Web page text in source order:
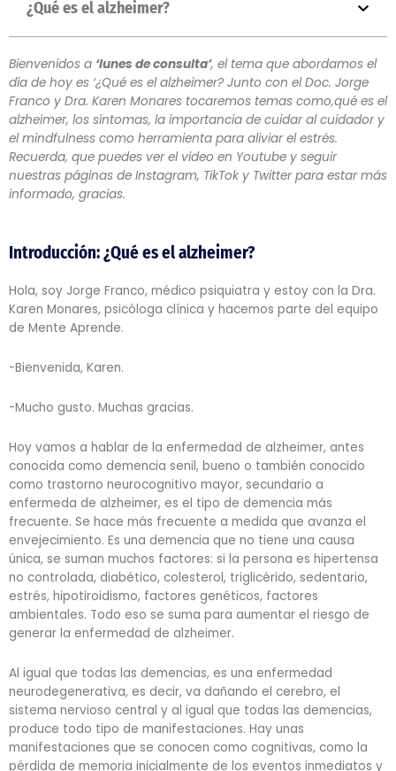
¿Qué es el alzheimer?
Bienvenidos a ‘lunes de consulta’, el tema que abordamos el
día de hoy es ‘¿Qué es el alzheimer? Junto con el Doc. Jorge
Franco y Dra. Karen Monares tocaremos temas como,qué es el
alzheimer, los síntomas, la importancia de cuidar al cuidador y
el mindfulness como herramienta para aliviar el estrés.
Recuerda, que puedes ver el video en Youtube y seguir
nuestras páginas de Instagram, TikTok y Twitter para estar más
informado, gracias.
Introducción: ¿Qué es el alzheimer?
Hola, soy Jorge Franco, médico psiquiatra y estoy con la Dra.
Karen Monares, psicóloga clínica y hacemos parte del equipo
de Mente Aprende.
-Bienvenida, Karen.
-Mucho gusto. Muchas gracias.
Hoy vamos a hablar de la enfermedad de alzheimer, antes
conocida como demencia senil, bueno o también conocido
como trastorno neurocognitivo mayor, secundario a
enfermeda de alzheimer, es el tipo de demencia más
frecuente. Se hace más frecuente a medida que avanza el
envejecimiento. Es una demencia que no tiene una causa
única, se suman muchos factores: si la persona es hipertensa
no controlada, diabético, colesterol, triglicérido, sedentario,
estrés, hipotiroidismo, factores genéticos, factores
ambientales. Todo eso se suma para aumentar el riesgo de
generar la enfermedad de alzheimer.
Al igual que todas las demencias, es una enfermedad
neurodegenerativa, es decir, va dañando el cerebro, el
sistema nervioso central y al igual que todas las demencias,
produce todo tipo de manifestaciones. Hay unas
manifestaciones que se conocen como cognitivas, como la
pérdida de memoria inicialmente de los eventos inmediatos y